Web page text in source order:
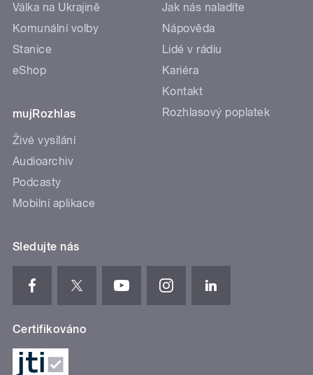
Válka na Ukrajině
Komunální volby
Stanice
eShop
mujRozhlas
Živé vysílání
Audioarchiv
Podcasty
Mobilní aplikace
Jak nás naladíte
Nápověda
Lidé v rádiu
Kariéra
Kontakt
Rozhlasový poplatek
Sledujte nás
Certifikováno